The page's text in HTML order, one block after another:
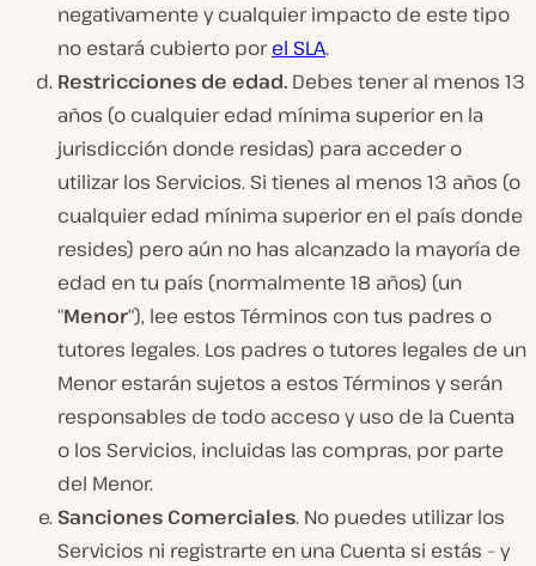
negativamente y cualquier impacto de este tipo
no estará cubierto porel SLA.
Restricciones de edad. Debes tener al menos 13
años (o cualquier edad mínima superior en la
jurisdicción donde residas) para acceder o
utilizar los Servicios. Si tienes al menos 13 años (o
cualquier edad mínima superior en el país donde
resides) pero aún no has alcanzado la mayoría de
edad en tu país (normalmente 18 años) (un
“Menor“), lee estos Términos con tus padres o
tutores legales. Los padres o tutores legales de un
Menor estarán sujetos a estos Términos y serán
responsables de todo acceso y uso de la Cuenta
o los Servicios, incluidas las compras, por parte
del Menor.
Sanciones Comerciales. No puedes utilizar los
Servicios ni registrarte en una Cuenta si estás – y